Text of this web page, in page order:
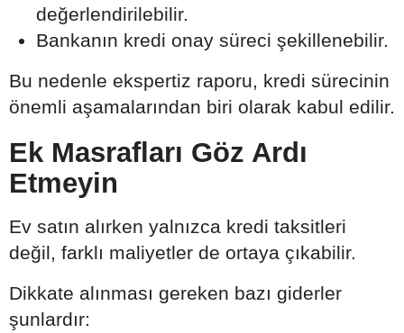
değerlendirilebilir.
Bankanın kredi onay süreci şekillenebilir.
Bu nedenle ekspertiz raporu, kredi sürecinin
önemli aşamalarından biri olarak kabul edilir.
Ek Masrafları Göz Ardı
Etmeyin
Ev satın alırken yalnızca kredi taksitleri
değil, farklı maliyetler de ortaya çıkabilir.
Dikkate alınması gereken bazı giderler
şunlardır: